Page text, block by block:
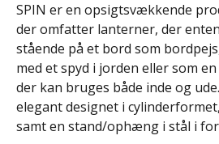
SPIN er en opsigtsvækkende
der omfatter lanterner, der
stående på et bord som
med et spyd i jorden eller som
der kan bruges både inde og
elegant designet i
samt en stand/ophæng i stål i